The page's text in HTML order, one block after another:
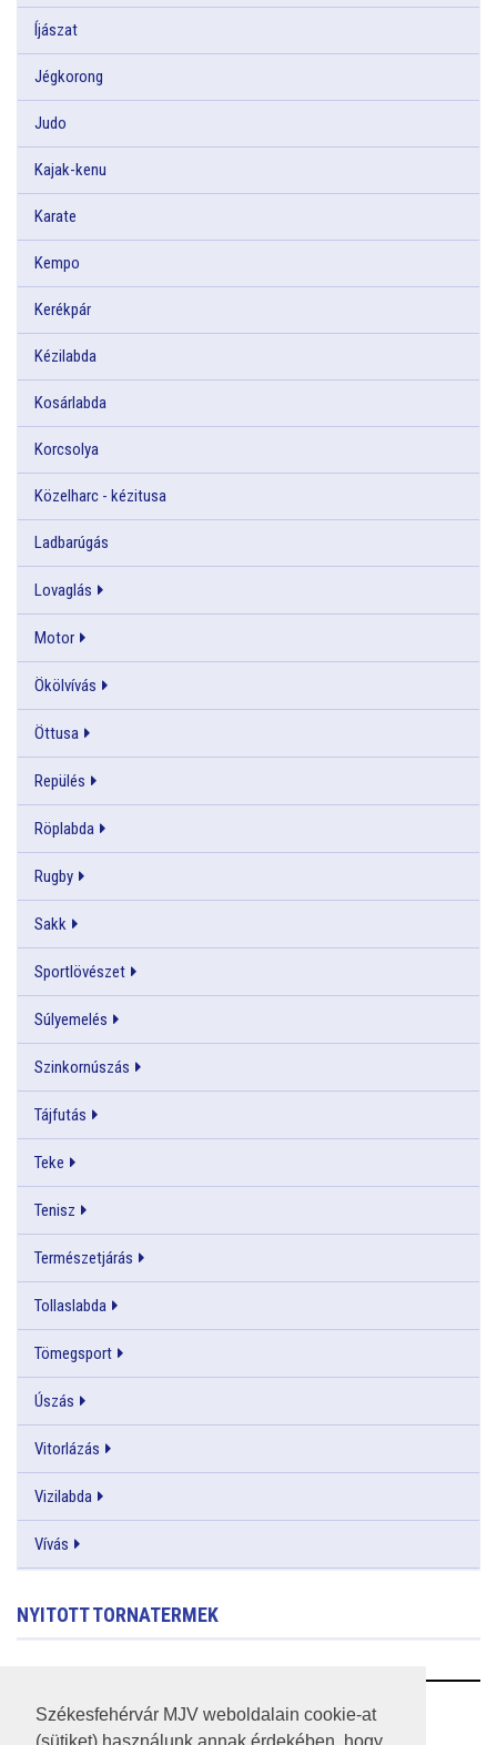
Székesfehérvár MJV weboldalain cookie-at
Íjászat
Jégkorong
Judo
Kajak-kenu
Karate
Kempo
Kerékpár
Kézilabda
Kosárlabda
Korcsolya
Közelharc - kézitusa
Ladbarúgás
Lovaglás
Motor
Ökölvívás
Öttusa
Repülés
Röplabda
Rugby
Sakk
Sportlövészet
Súlyemelés
Szinkornúszás
Tájfutás
Teke
Tenisz
Természetjárás
Tollaslabda
Tömegsport
Úszás
Vitorlázás
Vizilabda
Vívás
NYITOTT TORNATERMEK
RSS